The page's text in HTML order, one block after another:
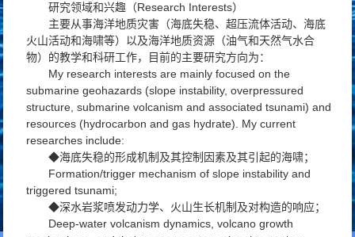
研究领域和兴趣（Research Interests）
主要从事海洋地质灾害（海底失稳、超压流体活动、海底
火山活动和海啸等）以及海洋地质资源（油气和天然气水合
物）的教学和科研工作，目前的主要研究方向为：
My research interests are mainly focused on the
submarine geohazards (slope instability, overpressured
structure, submarine volcanism and associated tsunami) and
resources (hydrocarbon and gas hydrate). My current
researches include:
◆海底失稳的形成机制及其控制因素及其引起的海啸；
Formation/trigger mechanism of slope instability and
triggered tsunami;
◆深水岩浆喷发动力学、火山生长机制及对构造的响应；
Deep-water volcanism dynamics, volcano growth